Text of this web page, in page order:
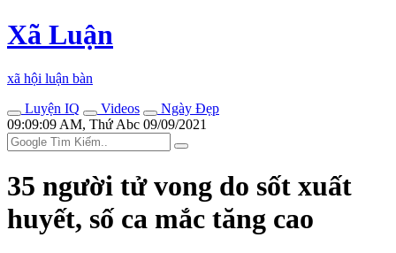
Xã Luận
xã hội luận bàn
Luyện IQ
Videos
Ngày Đẹp
09:09:09 AM, Thứ Abc 09/09/2021
35 người t‌ử von‌g do sốt xuất
huyết, số ca mắc tăng cao